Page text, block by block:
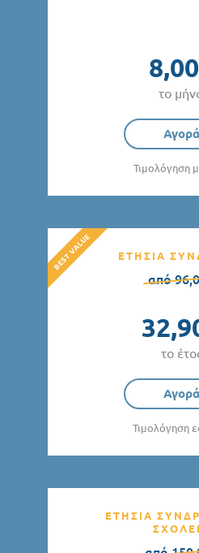
το
Αγορά
Τιμολόγηση
ΕΤΗΣΙΑ
από
το
Αγορά
Τιμολόγηση
ΕΤΗΣΙΑ